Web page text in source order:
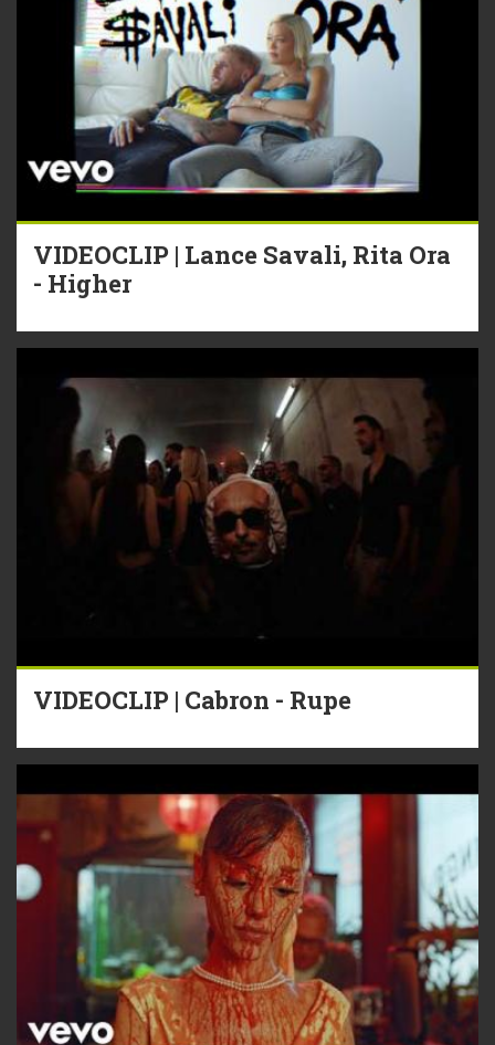
VIDEOCLIP | Lance Savali, Rita Ora
- Higher
VIDEOCLIP | Cabron - Rupe